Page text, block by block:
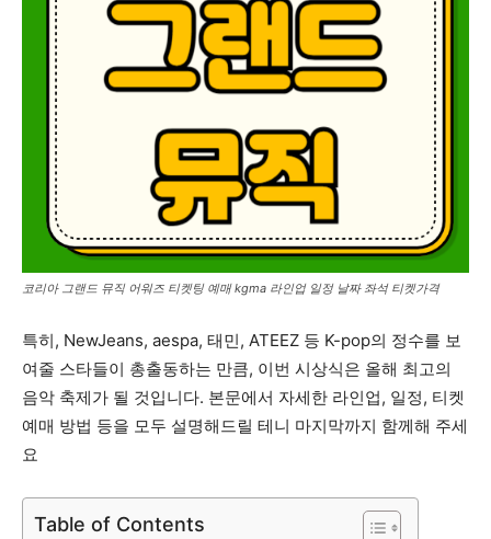
코리아 그랜드 뮤직 어워즈 티켓팅 예매 kgma 라인업 일정 날짜 좌석 티켓가격
특히, NewJeans, aespa, 태민, ATEEZ 등 K-pop의 정수를 보
여줄 스타들이 총출동하는 만큼, 이번 시상식은 올해 최고의
음악 축제가 될 것입니다. 본문에서 자세한 라인업, 일정, 티켓
예매 방법 등을 모두 설명해드릴 테니 마지막까지 함께해 주세
요
Table of Contents